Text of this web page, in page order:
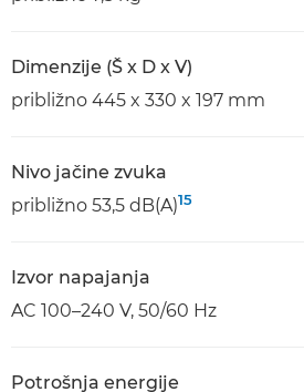
Dimenzije (Š x D x V)
približno 445 x 330 x 197 mm
Nivo jačine zvuka
približno 53,5 dB(A)15
Izvor napajanja
AC 100–240 V, 50/60 Hz
Potrošnja energije